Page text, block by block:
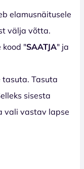
elamusnäitusele
välja võtta.
kood "SAATJA" ja
tasuta. Tasuta
sisesta
vali vastav lapse